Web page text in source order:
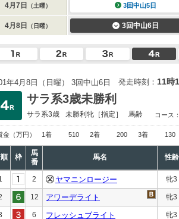
4月7日 （土曜） 3回中山5日
4月8日 （日曜） 3回中山6日
年4月8日（日曜） 3回中山6日 発走時刻： 11時
サラ系3歳未勝利
サラ系3歳 未勝利牝［指定］ 馬齢 コース
金 （万円） 1着 510 2着 200 3着 130
枠
馬
番
馬名 性齢
2 ヤマニンロージー 牝3
12 アワーデライト 牝3
6 フレッシュブライト 牝3